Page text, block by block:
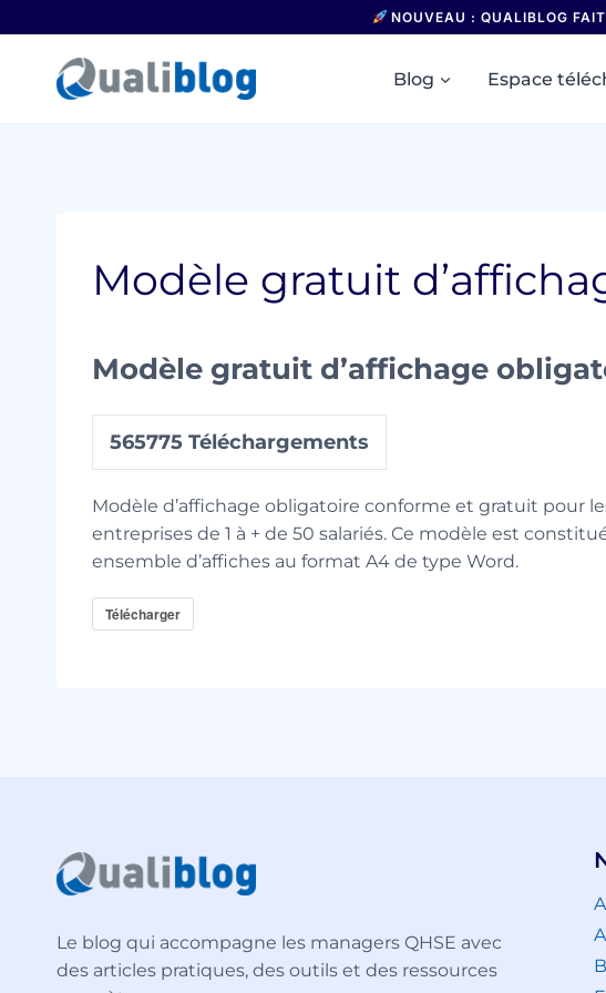
au
contenu
NOUVEAU : QUALIBLOG
Blog Espace
Modèle gratuit
Modèle gratuit d’affichage
565775 Téléchargements
Modèle d’affichage obligatoire conforme et gratuit pour
entreprises de 1 à + de 50 salariés. Ce modèle est
ensemble d’affiches au format A4 de type Word.
Télécharger
Le blog qui accompagne les managers QHSE avec
des articles pratiques, des outils et des ressources